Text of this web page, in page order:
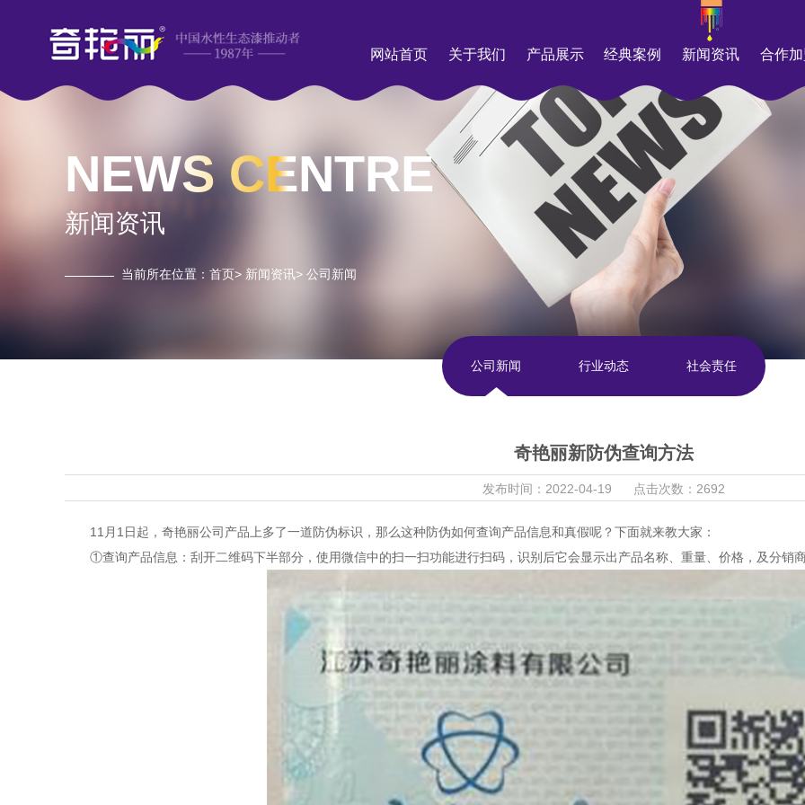
网站首页 关于我们 产品展示 经典案例 新闻资讯 合作
NEWS CENTRE
新闻资讯
当前所在位置： 首页> 新闻资讯> 公司新闻
公司新闻 行业动态 社会责任
奇艳丽新防伪查询方法
发布时间：2022-04-19 点击次数：2692
11月1日起，奇艳丽公司产品上多了一道防伪标识，那么这种防伪如何查询产品信息和真假呢？下面就来教大家：
①查询产品信息：刮开二维码下半部分，使用微信中的扫一扫功能进行扫码，识别后它会显示出产品名称、重量、价格，及分销